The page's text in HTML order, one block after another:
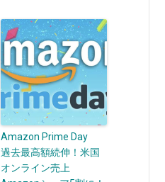
Amazon Prime Day
過去最高額続伸！米国
オンライン売上